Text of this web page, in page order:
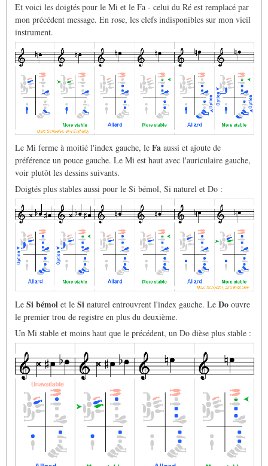
Et voici les doigtés pour le Mi et le Fa - celui du Ré est remplacé par
mon précédent message. En rose, les clefs indisponibles sur mon vieil
instrument.
Le Mi ferme à moitié l'index gauche, le Fa aussi et ajoute de
préférence un pouce gauche. Le Mi est haut avec l'auriculaire gauche,
voir plutôt les dessins suivants.
Doigtés plus stables aussi pour le Si bémol, Si naturel et Do :
Le Si bémol et le Si naturel entrouvrent l'index gauche. Le Do ouvre
le premier trou de registre en plus du deuxième.
Un Mi stable et moins haut que le précédent, un Do dièse plus stable :